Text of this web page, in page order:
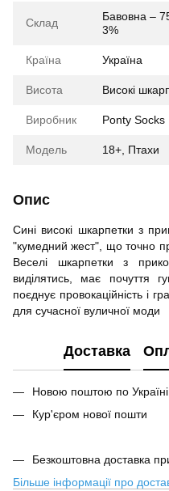
Склад
Бавовна –
3%
Країна Україна
Висота Високі
Виробник Ponty Socks
Модель 18+, Птахи
Опис
Сині високі шкарпетки з
"кумедний жест", що точно
Веселі шкарпетки з
виділятись, має почуття
поєднує провокаційність і
для сучасної вуличної моди
Доставка
Новою поштою по
Кур'єром нової пошти
Безкоштовна доставка
Більше інформації про